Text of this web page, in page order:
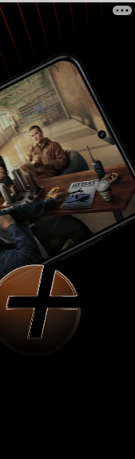
в
-
некий
к
был
и
поили